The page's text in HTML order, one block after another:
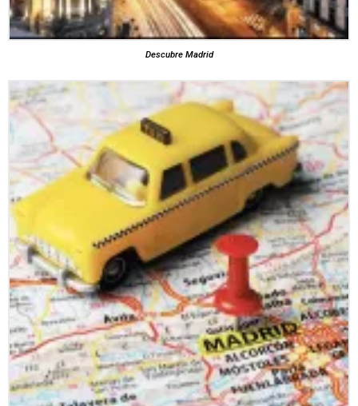
Descubre Madrid